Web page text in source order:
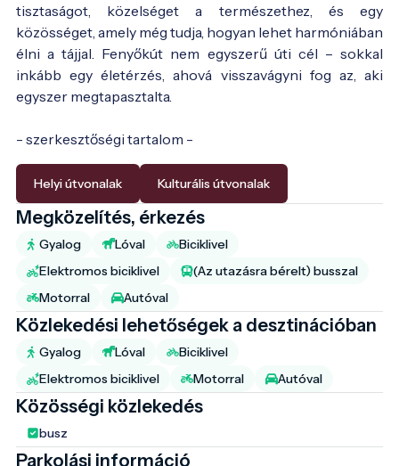
tisztaságot, közelséget a természethez, és egy
közösséget, amely még tudja, hogyan lehet harmóniában
élni a tájjal. Fenyőkút nem egyszerű úti cél – sokkal
inkább egy életérzés, ahová visszavágyni fog az, aki
egyszer megtapasztalta.
- szerkesztőségi tartalom -
Helyi útvonalak Kulturális útvonalak
Megközelítés, érkezés
Gyalog Lóval
Biciklivel
Elektromos biciklivel
(Az utazásra bérelt) busszal
Motorral
Autóval
Közlekedési lehetőségek a desztinációban
Gyalog Lóval
Biciklivel
Elektromos biciklivel
Motorral Autóval
Közösségi közlekedés
busz
Parkolási információ